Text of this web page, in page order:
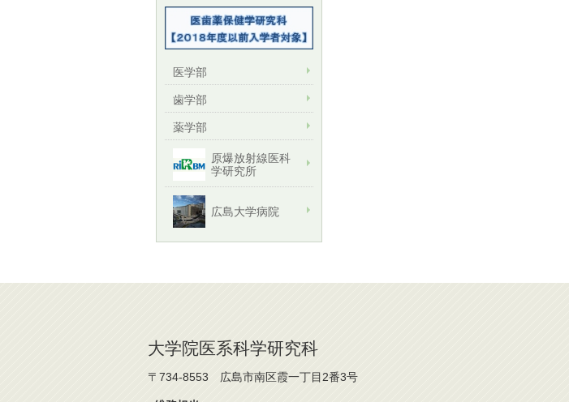
医学部
歯学部
薬学部
原爆放射線医科
学研究所
広島大学病院
大学院医系科学研究科
〒734-8553 広島市南区霞一丁目2番3号